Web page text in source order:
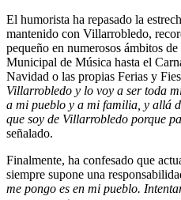
El humorista ha repasado la
mantenido con Villarrobledo,
pequeño en numerosos ámbitos
Municipal de Música hasta el
Navidad o las propias Ferias y
Villarrobledo y lo voy a ser toda
a mi pueblo y a mi familia, y allá
que soy de Villarrobledo porque
señalado.
Finalmente, ha confesado que
siempre supone una
me pongo es en mi pueblo.